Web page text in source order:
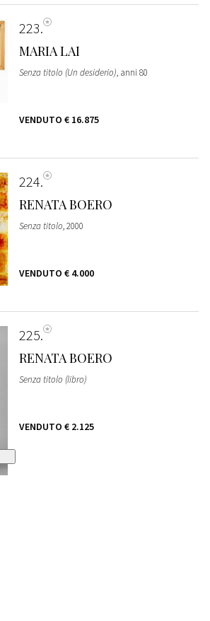
223
MARIA LAI
Senza titolo (Un desiderio), anni 80
VENDUTO € 16.875
224
RENATA BOERO
Senza titolo, 2000
VENDUTO € 4.000
225
RENATA BOERO
Senza titolo (libro)
VENDUTO € 2.125